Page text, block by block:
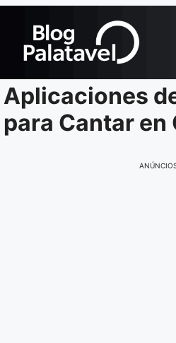
Aplicaciones
para Cantar en